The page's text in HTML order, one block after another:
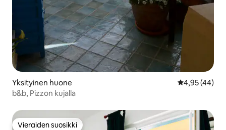
Yksityinen huone
4,95 (44)
b&b, Pizzon kujalla
Vieraiden suosikki